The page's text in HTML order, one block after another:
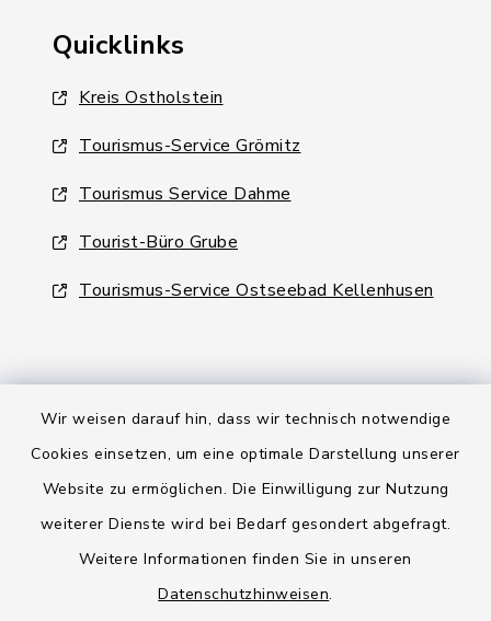
Wir weisen darauf hin, dass wir technisch notwendige
Cookies einsetzen, um eine optimale Darstellung unserer
Website zu ermöglichen. Die Einwilligung zur Nutzung
weiterer Dienste wird bei Bedarf gesondert abgefragt.
Weitere Informationen finden Sie in unseren
Datenschutzhinweisen.
Quicklinks
Kreis Ostholstein
Tourismus-Service Grömitz
Tourismus Service Dahme
Tourist-Büro Grube
Tourismus-Service Ostseebad Kellenhusen
Kontakt
Datenschutz